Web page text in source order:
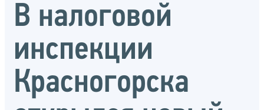
В налоговой
инспекции
Красногорска